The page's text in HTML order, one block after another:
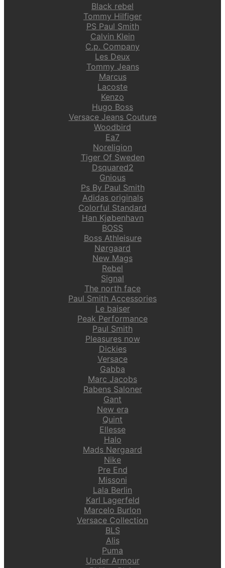
Black rebel
Tommy Hilfiger
PS Paul Smith
Calvin Klein
C.p. Company
Les Deux
Tommy Jeans
Marcus
Lacoste
Kenzo
Hugo Boss
Versace Jeans Couture
Woodbird
Ea7
Noreligion
Tiger Of Sweden
Dsquared2
Gnious
Ps By Paul Smith
Adidas originals
Colorful Standard
Han Kjøbenhavn
BOSS
Boss Athleisure
Nørgaard
New Mags
Rebel
Signal
The north face
Paul Smith Accessories
Le baiser
Peak Performance
Paul Smith
Pleasures now
Dickies
Versace
Gabba
Marc Jacobs
Rabens Saloner
Gant
New era
Quint
Ellesse
Halo
Mads Nørgaard
Nike
Pre End
Missoni
Lala Berlin
Karl Lagerfeld
Marcelo Burlon
Versace Collection
BLS
Alis
Puma
Under Armour